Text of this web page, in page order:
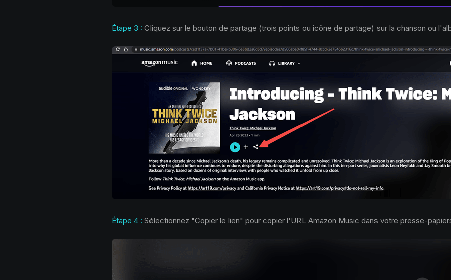
Étape 3 : Cliquez sur le bouton de partage (trois points ou icône de partage) sur la chanson ou
Étape 4 : Sélectionnez "Copier le lien" pour copier l'URL Amazon Music dans votre presse-